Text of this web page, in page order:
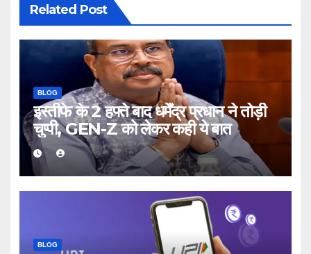
Related Post
BLOG
इस्तीफे के 2 हफ्ते बाद धर्मेंद्र प्रधान ने तोड़ी
चुप्पी, GEN-Z को लेकर कही ये बात
BLOG